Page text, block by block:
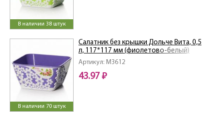
В наличии 38 штук
В наличии 70 штук
Артикул: M3612
Салатник без крышки Дольче Вита, 0,5
л, 117*117 мм (фиолетово-белый)
43.97 ₽